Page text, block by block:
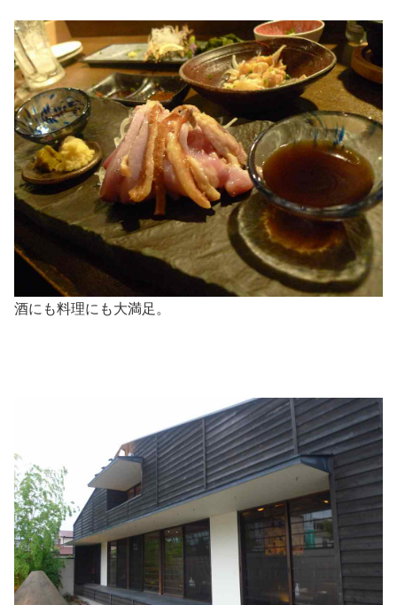
酒にも料理にも大満足。